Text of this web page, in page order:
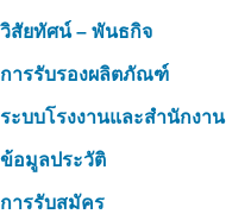
วิสัยทัศน์ – พันธกิจ
การรับรองผลิตภัณฑ์
ระบบโรงงานและสำนักงาน
ข้อมูลประวัติ
การรับสมัคร